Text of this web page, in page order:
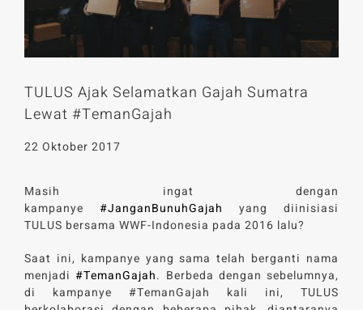
TULUS Ajak Selamatkan Gajah Sumatra
Lewat #TemanGajah
22 Oktober 2017
Masih ingat dengan
kampanye #JanganBunuhGajah yang diinisiasi
TULUS bersama WWF-Indonesia pada 2016 lalu?
Saat ini, kampanye yang sama telah berganti nama
menjadi#TemanGajah. Berbeda dengan sebelumnya,
di kampanye #TemanGajah kali ini, TULUS